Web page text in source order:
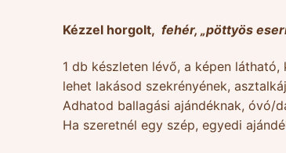
Kézzel horgolt, fehér, „pöttyös
1 db készleten lévő, a képen
lehet lakásod szekrényének,
Adhatod ballagási ajándéknak, óvó/
Ha szeretnél egy szép, egyedi